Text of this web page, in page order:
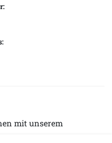
mit unserem